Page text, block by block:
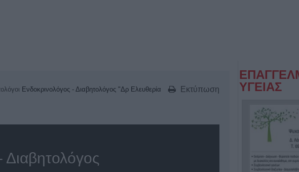
Εκτύπωση
Ενδοκρινολόγος - Διαβητολόγος "Δρ Ελευθερία
Διαβητολόγος
ΥΓΕΙΑΣ